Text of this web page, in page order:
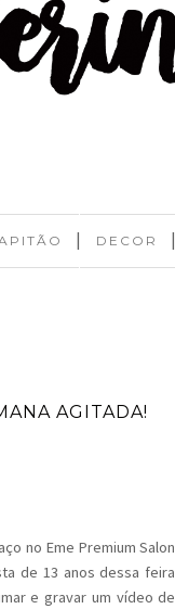
| DECOR |
AGITADA!
no Eme Premium Salon
de 13 anos dessa feira
e gravar um vídeo de